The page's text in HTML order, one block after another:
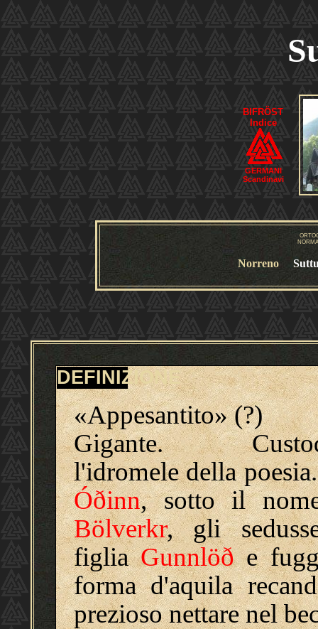
BIFRÖST
Indice
GERMANI
Scandinavi
Norreno
DEFINIZIONE
«Appesantito» (?)
Gigante.
l'idromele della
Óðinn, sotto il
Bölverkr, gli
figliaGunnlöðe
forma d'aquila
prezioso nettare nel